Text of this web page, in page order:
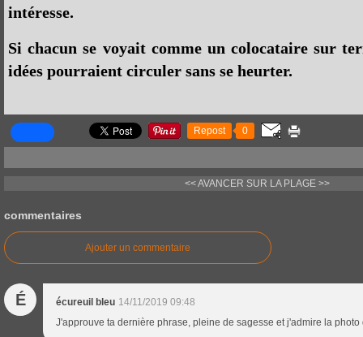
intéresse.
Si chacun se voyait comme un colocataire sur
idées pourraient circuler sans se heurter.
Repost 0
<< AVANCER SUR LA PLAGE >>
commentaires
Ajouter un commentaire
É écureuil bleu 14/11/2019 09:48
J'approuve ta dernière phrase, pleine de sagesse et j'admire la